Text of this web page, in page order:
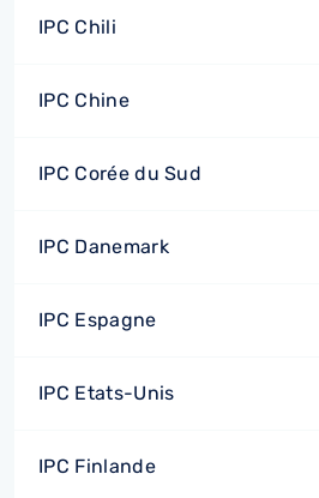
IPC Chili
IPC Chine
IPC Corée du Sud
IPC Danemark
IPC Espagne
IPC Etats-Unis
IPC Finlande